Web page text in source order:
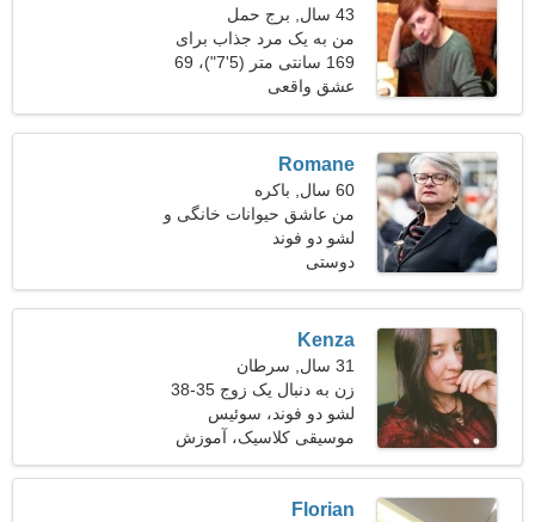
43 سال, برج حمل
من به یک مرد جذاب برای
تناسب اندام نیاز دارم
169 سانتی متر (5'7")، 69
کیلوگرم (152 پوند)
عشق واقعی
Romane
60 سال, باکره
من عاشق حیوانات خانگی و
اسکیت های غلتکی هستم
لشو دو فوند
دوستی
Kenza
31 سال, سرطان
زن به دنبال یک زوج 35-38
لشو دو فوند، سوئیس
موسیقی کلاسیک، آموزش
سگ
Florian